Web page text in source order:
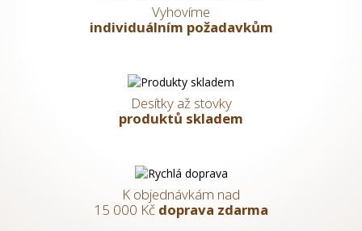
Vyhovíme
individuálním požadavkům
Desítky až stovky
produktů skladem
K objednávkám nad
15 000 Kč doprava zdarma